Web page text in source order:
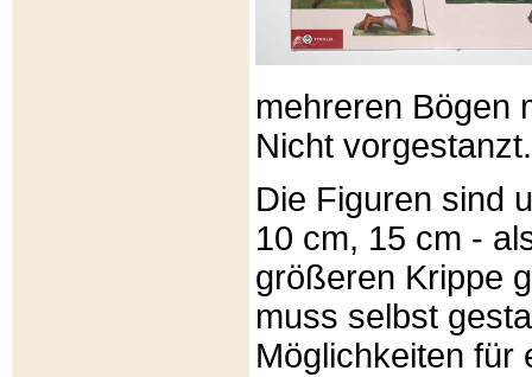
mehreren Bögen
Nicht vorgestanzt.
Die Figuren sind
10 cm, 15 cm -
größeren Krippe
muss selbst
Möglichkeiten für